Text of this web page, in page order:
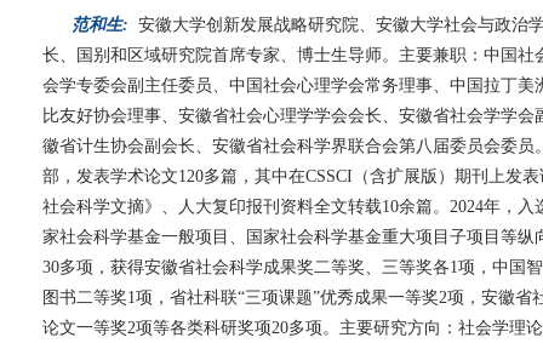
范和生: 安徽大学创新发展战略研究院、安徽大学社会与政治
长、国别和区域研究院首席专家、博士生导师。主要兼职：中国
会学专委会副主任委员、中国社会心理学会常务理事、中国拉丁
比友好协会理事、安徽省社会心理学学会会长、安徽省社会学学
徽省计生协会副会长、安徽省社会科学界联合会第八届委员会委员
部，发表学术论文120多篇，其中在CSSCI（含扩展版）期刊上发
社会科学文摘》、人大复印报刊资料全文转载10余篇。2024年，
家社会科学基金一般项目、国家社会科学基金重大项目子项目等
30多项，获得安徽省社会科学成果奖二等奖、三等奖各1项，中国
图书二等奖1项，省社科联“三项课题”优秀成果一等奖2项，安徽
论文一等奖2项等各类科研奖项20多项。主要研究方向：社会学理